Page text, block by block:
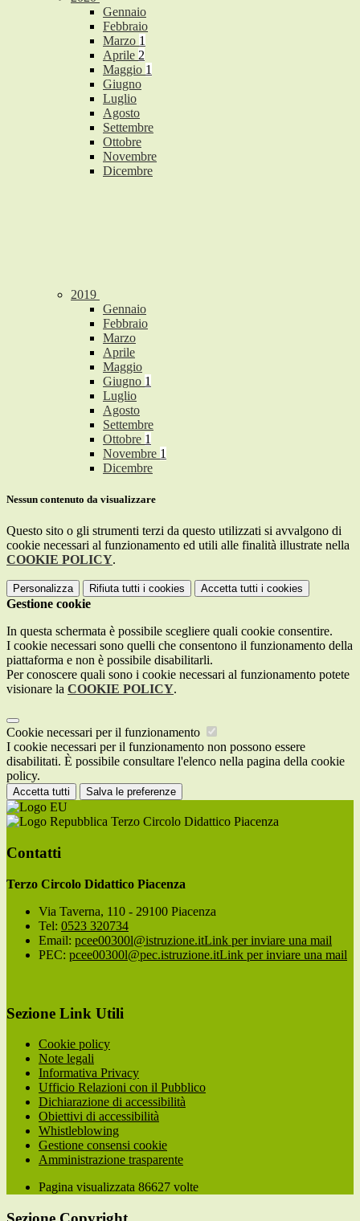
Gennaio
Febbraio
Marzo 1
Aprile 2
Maggio 1
Giugno
Luglio
Agosto
Settembre
Ottobre
Novembre
Dicembre
2019
Gennaio
Febbraio
Marzo
Aprile
Maggio
Giugno 1
Luglio
Agosto
Settembre
Ottobre 1
Novembre 1
Dicembre
Nessun contenuto da visualizzare
Questo sito o gli strumenti terzi da questo utilizzati si avvalgono di
cookie necessari al funzionamento ed utili alle finalità illustrate nella
COOKIE POLICY.
Personalizza Rifiuta tutti i cookies Accetta tutti i cookies
Gestione cookie
In questa schermata è possibile scegliere quali cookie consentire.
I cookie necessari sono quelli che consentono il funzionamento della
piattaforma e non è possibile disabilitarli.
Per conoscere quali sono i cookie necessari al funzionamento potete
visionare la COOKIE POLICY.
Cookie necessari per il funzionamento
I cookie necessari per il funzionamento non possono essere
disabilitati. È possibile consultare l'elenco nella pagina della cookie
policy.
Accetta tutti Salva le preferenze
Terzo Circolo Didattico Piacenza
Contatti
Terzo Circolo Didattico Piacenza
Via Taverna, 110 - 29100 Piacenza
Tel: 0523 320734
Email: pcee00300l@istruzione.itLink per inviare una mail
PEC: pcee00300l@pec.istruzione.itLink per inviare una mail
Sezione Link Utili
Cookie policy
Note legali
Informativa Privacy
Ufficio Relazioni con il Pubblico
Dichiarazione di accessibilità
Obiettivi di accessibilità
Whistleblowing
Gestione consensi cookie
Amministrazione trasparente
Pagina visualizzata 86627 volte